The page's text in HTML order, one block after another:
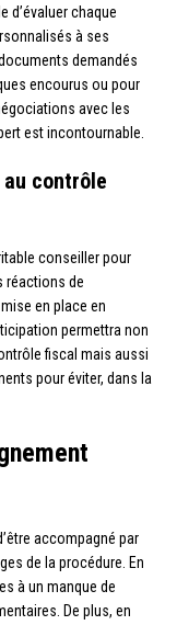
d’évaluer chaque
à ses
demandés
encourus ou pour
avec les
est incontournable.
contrôle
conseiller pour
réactions de
en place en
permettra non
fiscal mais aussi
pour éviter, dans la
accompagné par
de la procédure. En
à un manque de
De plus, en